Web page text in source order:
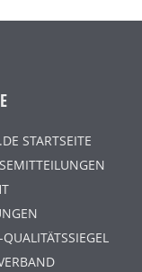
STARTSEITE
QUALITÄTSSIEGEL